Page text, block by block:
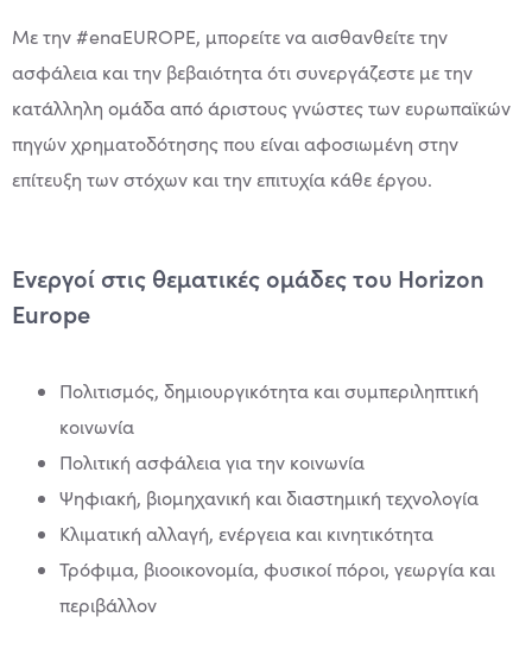
Με την #enaEUROPE, μπορείτε να αισθανθείτε την
ασφάλεια και την βεβαιότητα ότι συνεργάζεστε με την
κατάλληλη ομάδα από άριστους γνώστες των ευρωπαϊκών
πηγών χρηματοδότησης που είναι αφοσιωμένη στην
επίτευξη των στόχων και την επιτυχία κάθε έργου.
Ενεργοί στις θεματικές ομάδες του Horizon
Europe
Πολιτισμός, δημιουργικότητα και συμπεριληπτική
κοινωνία
Πολιτική ασφάλεια για την κοινωνία
Ψηφιακή, βιομηχανική και διαστημική τεχνολογία
Κλιματική αλλαγή, ενέργεια και κινητικότητα
Τρόφιμα, βιοοικονομία, φυσικοί πόροι, γεωργία και
περιβάλλον